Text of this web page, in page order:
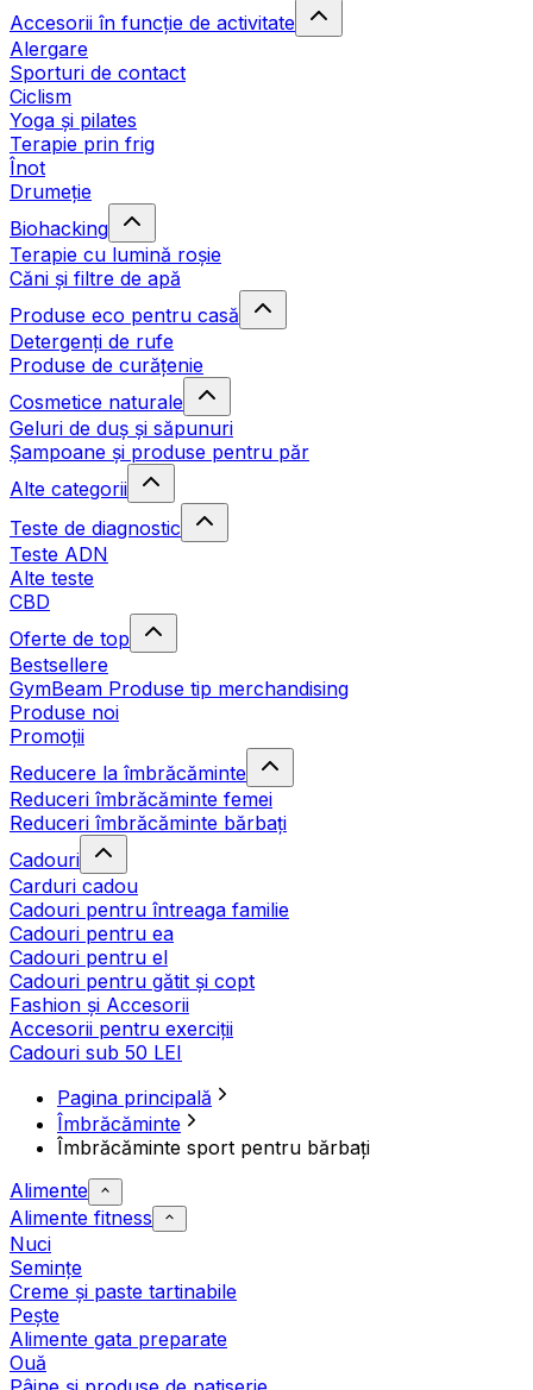
Accesorii în funcție de activitate
Alergare
Sporturi de contact
Ciclism
Yoga și pilates
Terapie prin frig
Înot
Drumeție
Biohacking
Terapie cu lumină roșie
Căni și filtre de apă
Produse eco pentru casă
Detergenți de rufe
Produse de curățenie
Cosmetice naturale
Geluri de duș și săpunuri
Șampoane și produse pentru păr
Alte categorii
Teste de diagnostic
Teste ADN
Alte teste
CBD
Oferte de top
Bestsellere
GymBeam Produse tip merchandising
Produse noi
Promoții
Reducere la îmbrăcăminte
Reduceri îmbrăcăminte femei
Reduceri îmbrăcăminte bărbați
Cadouri
Carduri cadou
Cadouri pentru întreaga familie
Cadouri pentru ea
Cadouri pentru el
Cadouri pentru gătit și copt
Fashion și Accesorii
Accesorii pentru exerciții
Cadouri sub 50 LEI
Pagina principală
Îmbrăcăminte
Îmbrăcăminte sport pentru bărbați
Alimente
Alimente fitness
Nuci
Semințe
Creme și paste tartinabile
Pește
Alimente gata preparate
Ouă